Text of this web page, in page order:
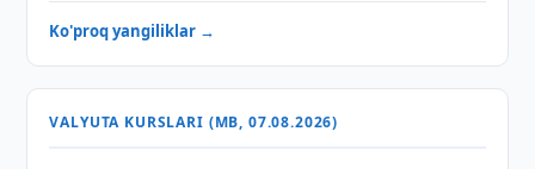
Ko'proq yangiliklar →
VALYUTA KURSLARI (MB, 07.08.2026)